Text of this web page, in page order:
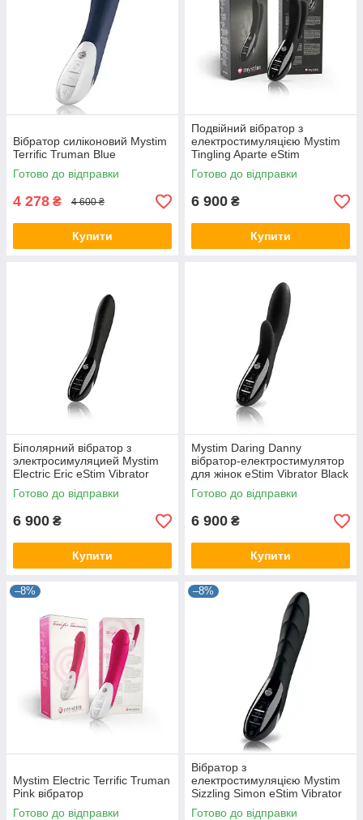
Перезаряджувані вібратори з електростимуляцією
легко піддаються очищенню, не займають багато
місця, що дозволяє брати їх з собою в подорожі, можуть
використовуватися як з вібрацією, так і без неї.
Вібратор силіконовий Mystim
Terrific Truman Blue
Готово до відправки
4 278 ₴ 4 600 ₴
Купити
Подвійний вібратор з
електростимуляцією Mystim
Tingling Aparte eStim
Готово до відправки
6 900 ₴
Купити
Біполярний вібратор з
электросимуляцией Mystim
Electric Eric eStim Vibrator
Black
Готово до відправки
6 900 ₴
Купити
Mystim Daring Danny
вібратор-електростимулятор
для жінок eStim Vibrator Black
Готово до відправки
6 900 ₴
Купити
–8%
Mystim Electric Terrific Truman
Pink вібратор
Готово до відправки
–8%
Вібратор з
електростимуляцією Mystim
Sizzling Simon eStim Vibrator
Black
Готово до відправки